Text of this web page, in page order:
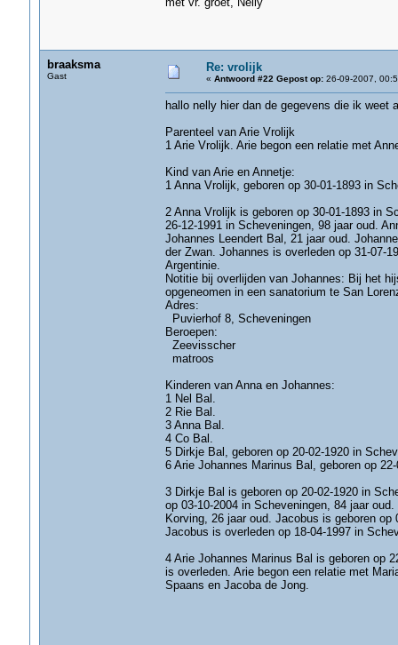
braaksma
Gast
Re: vrolijk
« Antwoord #22 Gepost op:26-09-2007,
hallo nelly hier dan de gegevens die ik weet
Parenteel van Arie Vrolijk
1 Arie Vrolijk. Arie begon een relatie met
Kind van Arie en Annetje:
1 Anna Vrolijk, geboren op 30-01-1893 in
2 Anna Vrolijk is geboren op 30-01-1893 in
26-12-1991 in Scheveningen, 98 jaar oud.
Johannes Leendert Bal, 21 jaar oud.
der Zwan. Johannes is overleden op 31-07-
Argentinie.
Notitie bij overlijden van Johannes: Bij het
opgeneomen in een sanatorium te San
Adres:
Puvierhof 8, Scheveningen
Beroepen:
Zeevisscher
matroos
Kinderen van Anna en Johannes:
1 Nel Bal.
2 Rie Bal.
3 Anna Bal.
4 Co Bal.
5 Dirkje Bal, geboren op 20-02-1920 in
6 Arie Johannes Marinus Bal, geboren op
3 Dirkje Bal is geboren op 20-02-1920 in
op 03-10-2004 in Scheveningen, 84 jaar
Korving, 26 jaar oud. Jacobus is geboren
Jacobus is overleden op 18-04-1997 in
4 Arie Johannes Marinus Bal is geboren op
is overleden. Arie begon een relatie met
Spaans en Jacoba de Jong.